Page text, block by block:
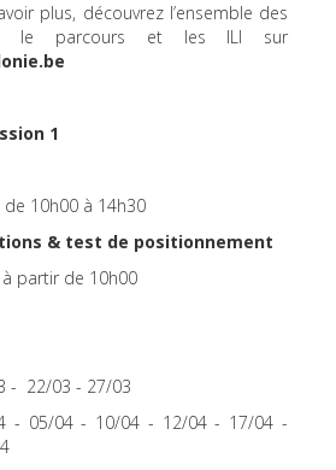
plus, découvrez l’ensemble des
le parcours et les ILI sur
1
de 10h00 à 14h30
& test de positionnement
partir de 10h00
- 22/03 - 27/03
- 05/04 - 10/04 - 12/04 - 17/04 -